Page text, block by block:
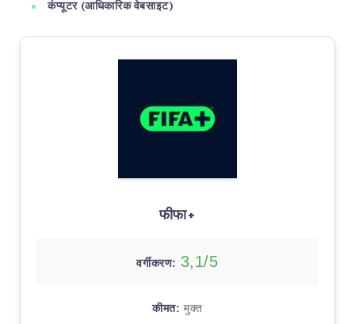
कंप्यूटर (आधिकारिक वेबसाइट)
फीफा+
वर्गीकरण: 3,1/5
कीमत: मुक्त